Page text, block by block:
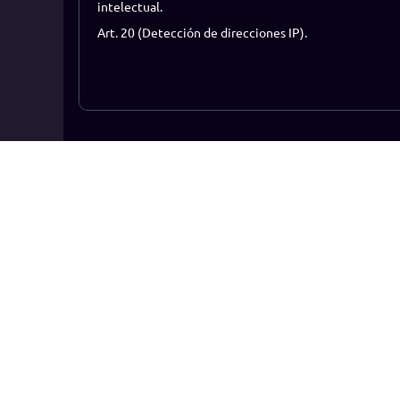
intelectual.
Art. 20 (Detección de direcciones IP).